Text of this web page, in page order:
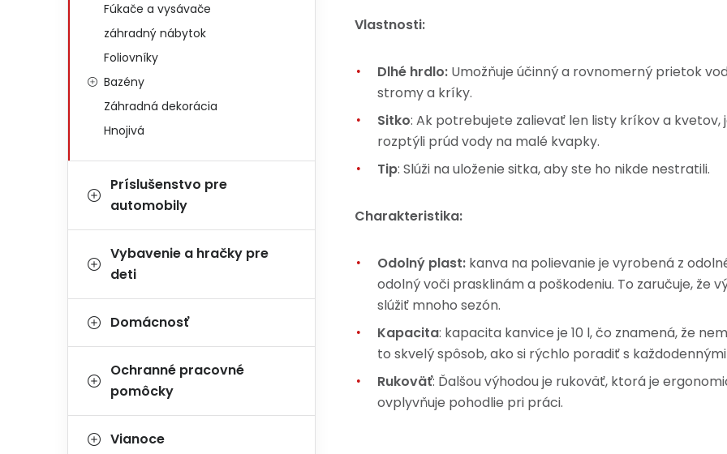
Fúkače a vysávače
záhradný nábytok
Foliovníky
Bazény
Záhradná dekorácia
Hnojivá
Príslušenstvo pre
automobily
Vybavenie a hračky pre
deti
Domácnosť
Ochranné pracovné
pomôcky
Vianoce
Vlastnosti:
Dlhé hrdlo: Umožňuje účinný a rovnomerný prietok
stromy a kríky.
Sitko: Ak potrebujete zalievať len listy kríkov a kvetov,
rozptýli prúd vody na malé kvapky.
Tip: Slúži na uloženie sitka, aby ste ho nikde nestratili.
Charakteristika:
Odolný plast: kanva na polievanie je vyrobená z
odolný voči prasklinám a poškodeniu. To zaručuje, že
slúžiť mnoho sezón.
Kapacita: kapacita kanvice je 10 l, čo znamená, že
to skvelý spôsob, ako si rýchlo poradiť s
Rukoväť: Ďalšou výhodou je rukoväť, ktorá je
ovplyvňuje pohodlie pri práci.